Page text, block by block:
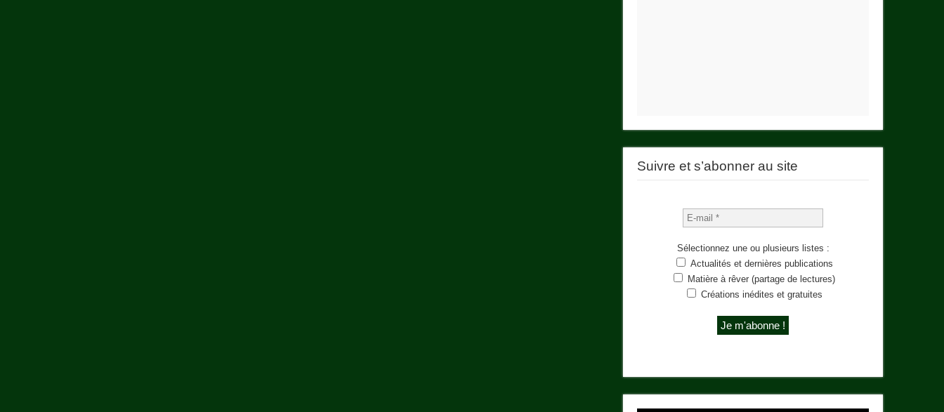
Suivre et s’abonner au site
Sélectionnez une ou plusieurs listes :
Actualités et dernières publications
Matière à rêver (partage de lectures)
Créations inédites et gratuites